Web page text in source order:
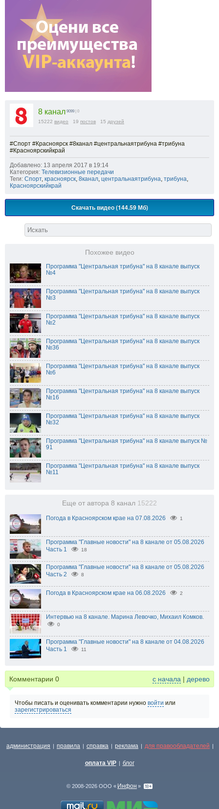
8 канал 9099 | 0
15222 видео 19 постов 15 друзей
#Спорт #Красноярск #8канал #центральнаятрибуна #трибуна
#Красноярскийкрай
Добавлено: 13 апреля 2017 в 19:14
Категория: Телевизионные передачи
Теги: Спорт, красноярск, 8канал, центральнаятрибуна, трибуна,
Красноярскийкрай
Скачать видео (144.59 Мб)
Похожее видео
Программа "Центральная трибуна" на 8 канале выпуск
№4
Программа "Центральная трибуна" на 8 канале выпуск
№3
Программа "Центральная трибуна" на 8 канале выпуск
№2
Программа "Центральная трибуна" на 8 канале выпуск
№36
Программа "Центральная трибуна" на 8 канале выпуск
№6
Программа "Центральная трибуна" на 8 канале выпуск
№16
Программа "Центральная трибуна" на 8 канале выпуск
№32
Программа "Центральная трибуна" на 8 канале выпуск №
91
Программа "Центральная трибуна" на 8 канале выпуск
№11
Еще от автора 8 канал 15222
Погода в Красноярском крае на 07.08.2026 1
Программа "Главные новости" на 8 канале от 05.08.2026
Часть 1
18
Программа "Главные новости" на 8 канале от 05.08.2026
Часть 2
8
Погода в Красноярском крае на 06.08.2026 2
Интервью на 8 канале. Марина Левочко, Михаил Комков.
0
Программа "Главные новости" на 8 канале от 04.08.2026
Часть 1
11
Комментарии 0 с начала | дерево
Чтобы писать и оценивать комментарии нужно войти или
зарегистрироваться
администрация | правила | справка | реклама | для правообладателей |
оплата VIP | блог
© 2008-2026 ООО « Инфон »